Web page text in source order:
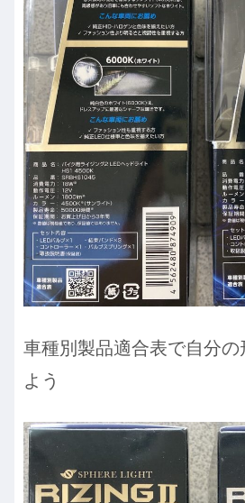
車種別製品適合表で自分の
よう